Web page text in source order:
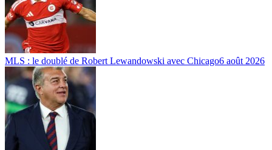
MLS : le doublé de Robert Lewandowski avec Chicago6 août 2026